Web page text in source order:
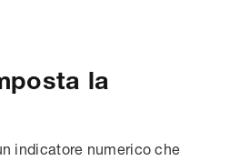
la
indicatore numerico che